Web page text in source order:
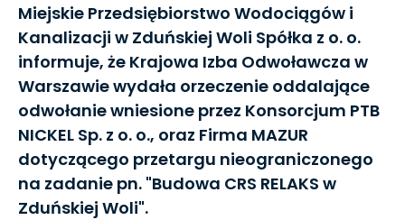
Miejskie Przedsiębiorstwo Wodociągów i
Kanalizacji w Zduńskiej Woli Spółka z o. o.
informuje, że Krajowa Izba Odwoławcza w
Warszawie wydała orzeczenie oddalające
odwołanie wniesione przez Konsorcjum PTB
NICKEL Sp. z o. o., oraz Firma MAZUR
dotyczącego przetargu nieograniczonego
na zadanie pn. "Budowa CRS RELAKS w
Zduńskiej Woli".